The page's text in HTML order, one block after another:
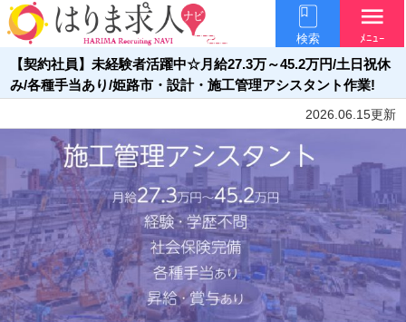
検索
menu
ﾒﾆｭｰ
【契約社員】未経験者活躍中☆月給27.3万～45.2万円/土日祝休
み/各種手当あり/姫路市・設計・施工管理アシスタント作業!
2026.06.15更新